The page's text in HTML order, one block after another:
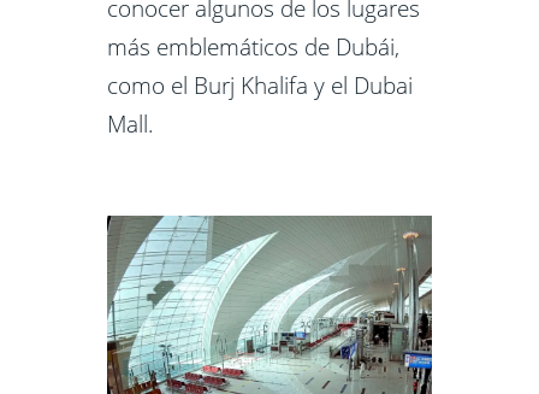
conocer algunos de los lugares
más emblemáticos de Dubái,
como el Burj Khalifa y el Dubai
Mall.